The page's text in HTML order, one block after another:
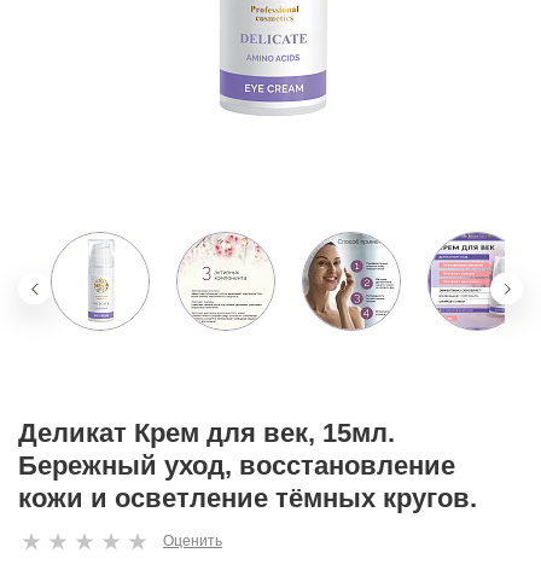
Деликат Крем для век, 15мл.
Бережный уход, восстановление
кожи и осветление тёмных кругов.
Оценить